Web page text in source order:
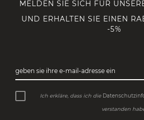
MELDEN SIE SICH FÜR
UND ERHALTEN SIE EINEN
-5%
geben sie ihre e-mail-adresse ein
Ich erkläre, dass ich die
verstanden